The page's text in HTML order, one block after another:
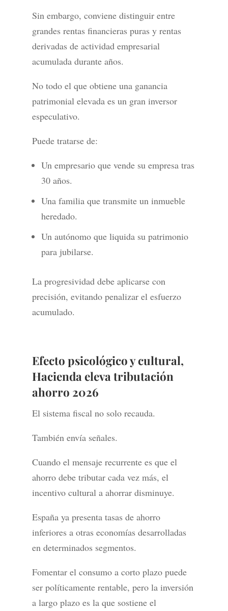
Sin embargo, conviene distinguir entre
grandes rentas financieras puras y rentas
derivadas de actividad empresarial
acumulada durante años.
No todo el que obtiene una ganancia
patrimonial elevada es un gran inversor
especulativo.
Puede tratarse de:
Un empresario que vende su empresa tras
30 años.
Una familia que transmite un inmueble
heredado.
Un autónomo que liquida su patrimonio
para jubilarse.
La progresividad debe aplicarse con
precisión, evitando penalizar el esfuerzo
acumulado.
Efecto psicológico y cultural,
Hacienda eleva tributación
ahorro 2026
El sistema fiscal no solo recauda.
También envía señales.
Cuando el mensaje recurrente es que el
ahorro debe tributar cada vez más, el
incentivo cultural a ahorrar disminuye.
España ya presenta tasas de ahorro
inferiores a otras economías desarrolladas
en determinados segmentos.
Fomentar el consumo a corto plazo puede
ser políticamente rentable, pero la inversión
a largo plazo es la que sostiene el